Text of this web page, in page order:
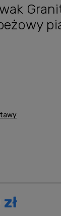
ewentualnych